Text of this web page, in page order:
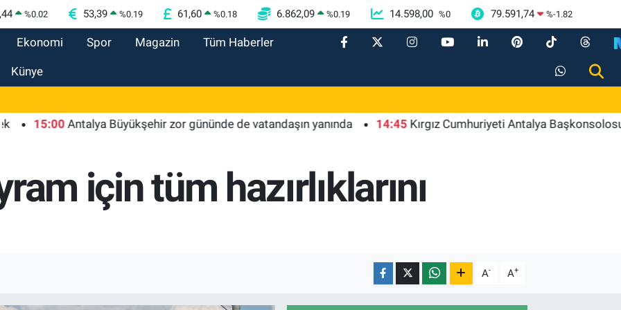
%0.02 53,39 %0.19 61,60 %0.18 6.862,09 %0.19 14.598,00 %0 79.591,74 %-1.82
Ekonomi Spor Magazin Tüm Haberler
Künye
Antalya Büyükşehir zor gününde de vatandaşın yanında 14:45 Kırgız Cumhuriyeti Antalya Başkonsolosu
için tüm hazırlıklarını
A- A+